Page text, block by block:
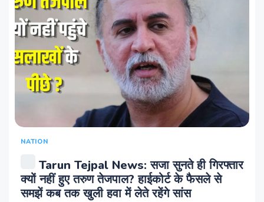
NATION
Tarun Tejpal News: सजा सुनते ही गिरफ्तार
क्यों नहीं हुए तरुण तेजपाल? हाईकोर्ट के फैसले से
समझें कब तक खुली हवा में लेते रहेंगे सांस